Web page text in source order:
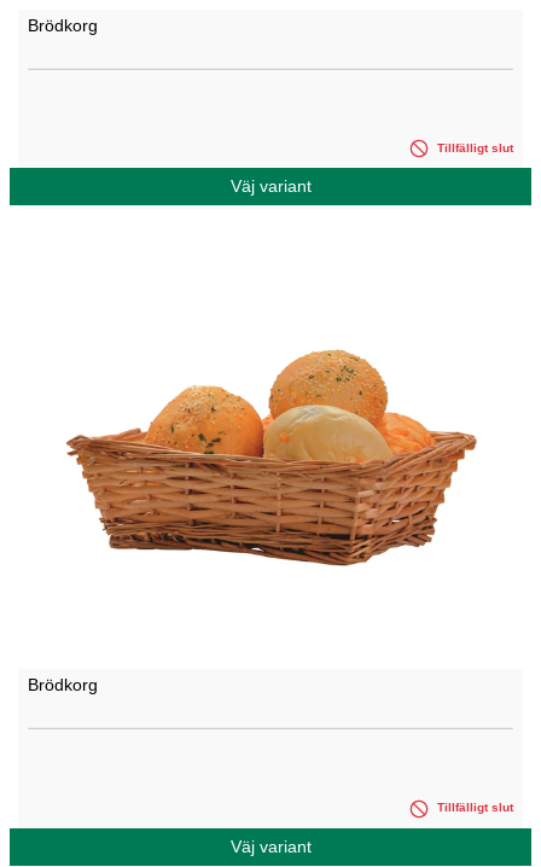
Brödkorg
Tillfälligt slut
Väj variant
Brödkorg
Tillfälligt slut
Väj variant